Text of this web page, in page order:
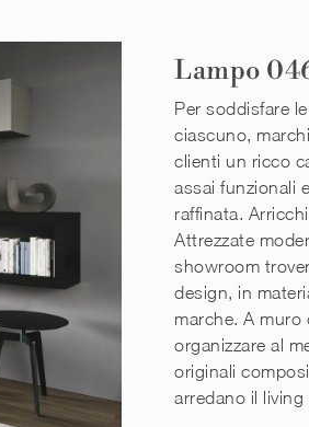
Lampo
Per soddisfare
ciascuno,
clienti un ricco
assai funzionali
raffinata.
Attrezzate
showroom
design, in
marche. A
organizzare al
originali
arredano il